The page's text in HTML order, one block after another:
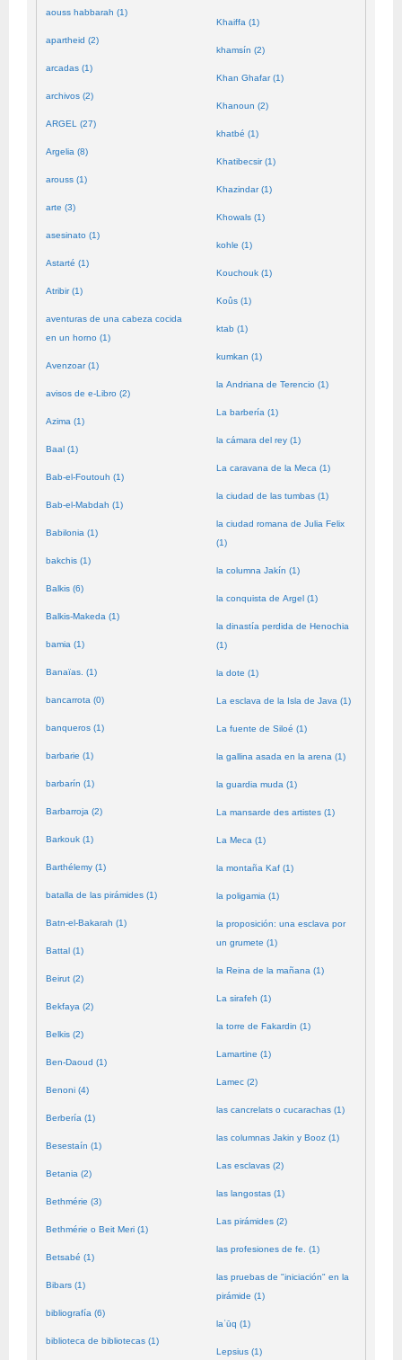
aouss habbarah (1)
apartheid (2)
arcadas (1)
archivos (2)
ARGEL (27)
Argelia (8)
arouss (1)
arte (3)
asesinato (1)
Astarté (1)
Atribir (1)
aventuras de una cabeza cocida
en un horno (1)
Avenzoar (1)
avisos de e-Libro (2)
Azima (1)
Baal (1)
Bab-el-Foutouh (1)
Bab-el-Mabdah (1)
Babilonia (1)
bakchis (1)
Balkis (6)
Balkis-Makeda (1)
bamia (1)
Banaïas. (1)
bancarrota (0)
banqueros (1)
barbarie (1)
barbarín (1)
Barbarroja (2)
Barkouk (1)
Barthélemy (1)
batalla de las pirámides (1)
Batn-el-Bakarah (1)
Battal (1)
Beirut (2)
Bekfaya (2)
Belkis (2)
Ben-Daoud (1)
Benoni (4)
Berbería (1)
Besestaín (1)
Betania (2)
Bethmérie (3)
Bethmérie o Beit Meri (1)
Betsabé (1)
Bibars (1)
bibliografía (6)
biblioteca de bibliotecas (1)
Khaiffa (1)
khamsín (2)
Khan Ghafar (1)
Khanoun (2)
khatbé (1)
Khatibecsir (1)
Khazindar (1)
Khowals (1)
kohle (1)
Kouchouk (1)
Koûs (1)
ktab (1)
kumkan (1)
la Andriana de Terencio (1)
La barbería (1)
la cámara del rey (1)
La caravana de la Meca (1)
la ciudad de las tumbas (1)
la ciudad romana de Julia Felix
(1)
la columna Jakín (1)
la conquista de Argel (1)
la dinastía perdida de Henochia
(1)
la dote (1)
La esclava de la Isla de Java (1)
La fuente de Siloé (1)
la gallina asada en la arena (1)
la guardia muda (1)
La mansarde des artistes (1)
La Meca (1)
la montaña Kaf (1)
la poligamia (1)
la proposición: una esclava por
un grumete (1)
la Reina de la mañana (1)
La sirafeh (1)
la torre de Fakardin (1)
Lamartine (1)
Lamec (2)
las cancrelats o cucarachas (1)
las columnas Jakin y Booz (1)
Las esclavas (2)
las langostas (1)
Las pirámides (2)
las profesiones de fe. (1)
las pruebas de "iniciación" en la
pirámide (1)
laʿūq (1)
Lepsius (1)